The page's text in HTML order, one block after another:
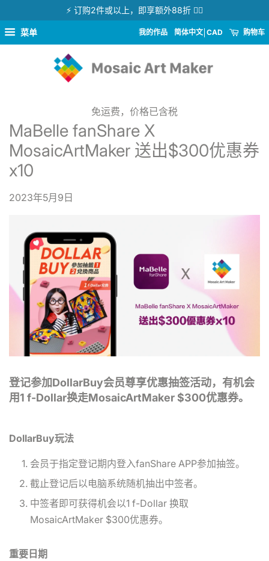
⚡ 订购2件或以上，即享额外88折 👉🏻
菜单 我的作品 简体中文 CAD 购物车
免运费，价格已含税
MaBelle fanShare X
MosaicArtMaker 送出$300优惠券
x10
2023年5月9日
登记参加DollarBuy会员尊享优惠抽签活动，有机会
用1 f-Dollar换走MosaicArtMaker $300优惠券。
DollarBuy玩法
会员于指定登记期内登入fanShare APP参加抽签。
截止登记后以电脑系统随机抽出中签者。
中签者即可获得机会以1 f-Dollar 换取
MosaicArtMaker $300优惠券。
重要日期